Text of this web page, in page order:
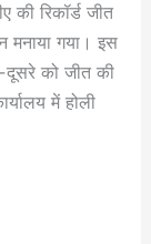
की रिकॉर्ड जीत
मनाया गया। इस
दूसरे को जीत की
में होली